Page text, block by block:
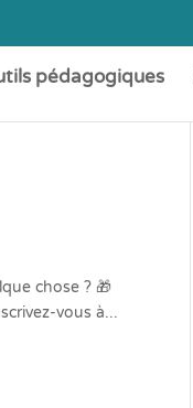
pédagogiques
chose ? 🎁
vous à...